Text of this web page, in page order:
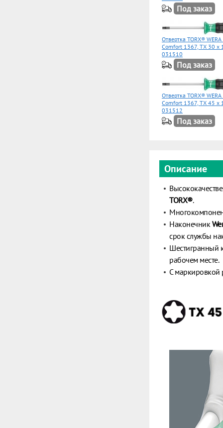
Под заказ
Отвертка TORX®
Comfort 1367, TX 30 x
031510
Под заказ
Отвертка TORX®
Comfort 1367, TX 45 x
031512
Под заказ
Описание
TORX®.
Наконечник
срок службы
Шестигранный
рабочем месте.
С маркировкой